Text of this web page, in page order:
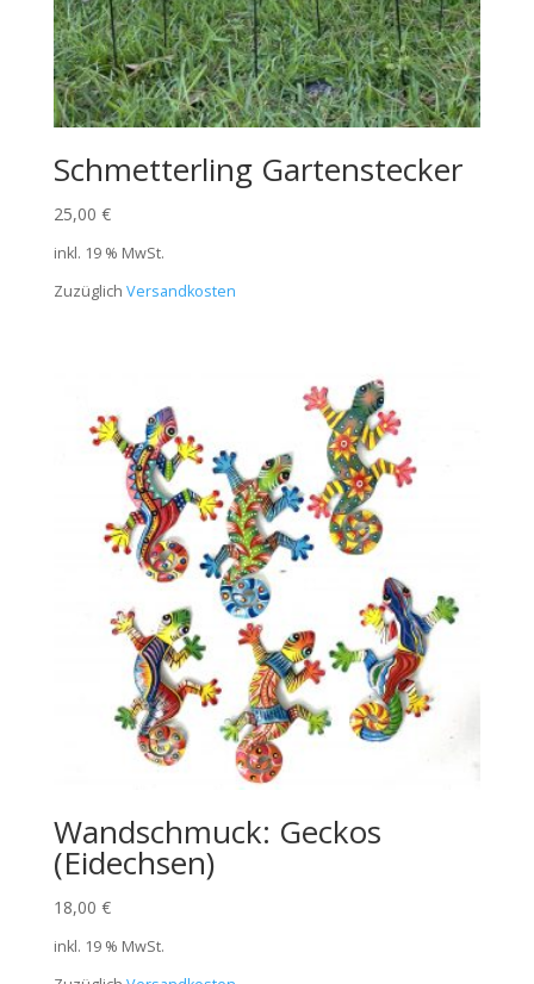
Schmetterling Gartenstecker
25,00 €
inkl. 19 % MwSt.
Zuzüglich Versandkosten
Wandschmuck: Geckos
(Eidechsen)
18,00 €
inkl. 19 % MwSt.